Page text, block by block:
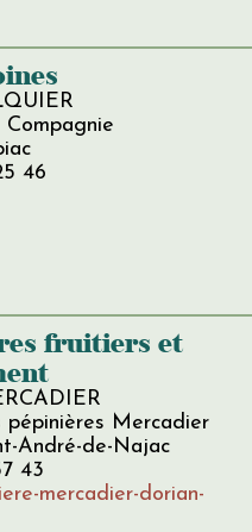
Compagnie
46
fruitiers et
pépinières Mercadier
André-de-Najac
43
mercadier-dorian-